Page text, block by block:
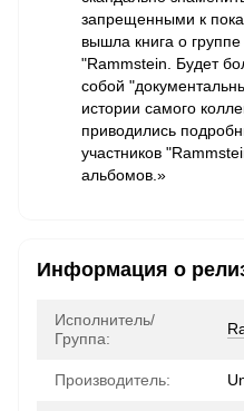
запрещенными к
вышла книга о
"Rammstein. Будет
собой
истории самого
приводились
участников
альбомов.»
Информация о
Исполнитель/
Группа:
Производитель: